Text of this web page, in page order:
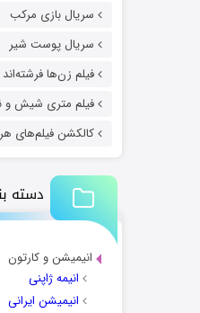
سریال بازی مرکب
سریال پوست شیر
فیلم زن‌ها فرشته‌اند
فیلم متری شیش و
کالکشن فیلم‌های
دسته
انیمیشن و کارتون
انیمه ژاپنی
انیمیشن ایرانی